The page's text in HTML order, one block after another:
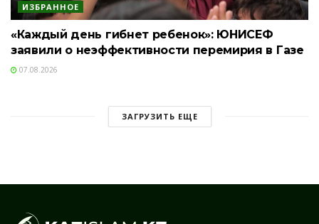
ИЗБРАННОЕ
«Каждый день гибнет ребенок»: ЮНИСЕФ
заявили о неэффективности перемирия в Газе
07.08.2026
ЗАГРУЗИТЬ ЕЩЕ